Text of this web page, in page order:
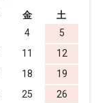
金
土
4
5
11
12
18
19
25
26